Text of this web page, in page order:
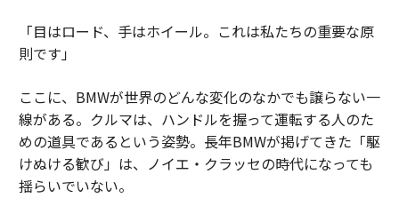
「目はロード、手はホイール。これは私たちの重要な原
則です」
ここに、BMWが世界のどんな変化のなかでも譲らない一
線がある。クルマは、ハンドルを握って運転する人のた
めの道具であるという姿勢。長年BMWが掲げてきた「駆
けぬける歓び」は、ノイエ・クラッセの時代になっても
揺らいでいない。